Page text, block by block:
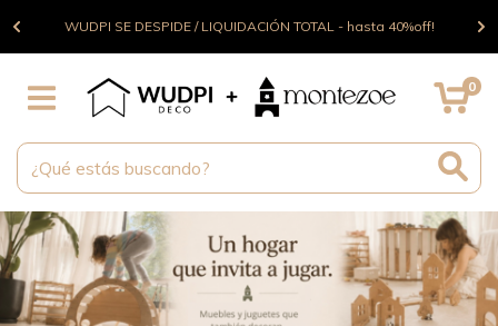
WUDPI SE DESPIDE / LIQUIDACIÓN TOTAL - hasta 40%off!
0